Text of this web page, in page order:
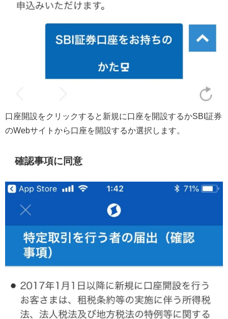
口座開設をクリックすると新規に口座を開設するかSBI証券
のWebサイトから口座を開設するか選択します。
確認事項に同意